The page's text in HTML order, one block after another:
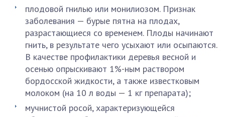
плодовой гнилью или монилиозом. Признак
заболевания — бурые пятна на плодах,
разрастающиеся со временем. Плоды начинают
гнить, в результате чего усыхают или осыпаются.
В качестве профилактики деревья весной и
осенью опрыскивают 1%-ным раствором
бордосской жидкости, а также известковым
молоком (на 10 л воды — 1 кг препарата);
мучнистой росой, характеризующейся